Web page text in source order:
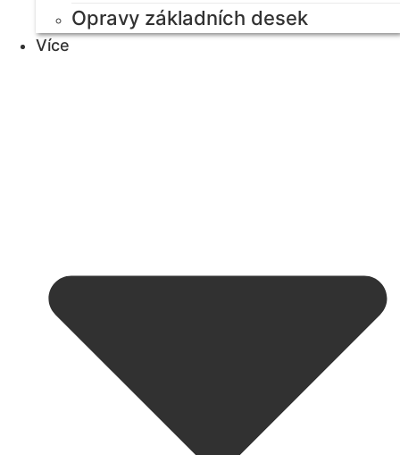
Opravy základních desek
Více